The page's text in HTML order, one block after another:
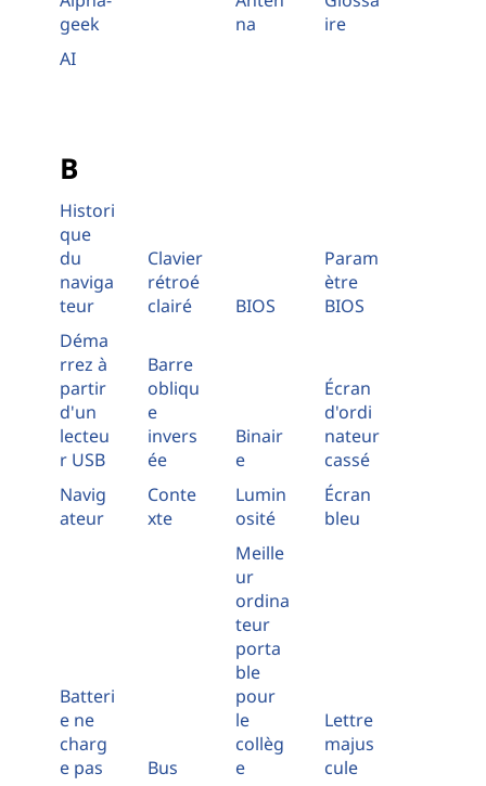
geek
na
ire
AI
B
Histori
que
du
naviga
teur
Clavier
rétroé
clairé
BIOS
Param
ètre
BIOS
Déma
rrez à
partir
d'un
lecteu
r USB
Barre
obliqu
e
invers
ée
Binair
e
Écran
d'ordi
nateur
cassé
Navig
ateur
Conte
xte
Lumin
osité
Écran
bleu
Batteri
e ne
charg
e pas
Bus
Meille
ur
ordina
teur
porta
ble
pour
le
collèg
e
Lettre
majus
cule